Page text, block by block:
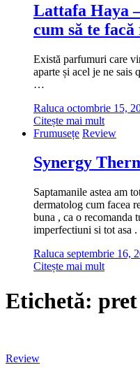
Lattafa Haya
cum să te
Există parfumuri care
aparte și acel je ne sais
…
Raluca octombrie 15,
Citește mai mult
Frumusețe Review
Synergy
Saptamanile astea am
dermatolog cum facea
buna , ca o recomanda
imperfectiuni si tot asa
Raluca septembrie 16,
Citește mai mult
Etichetă:
Review